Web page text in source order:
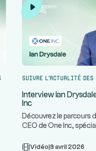
Suivre l’actualité
Interview Ian
Inc
Découvrez le parcours
CEO de One Inc,
Vidéo 9 avril 2026